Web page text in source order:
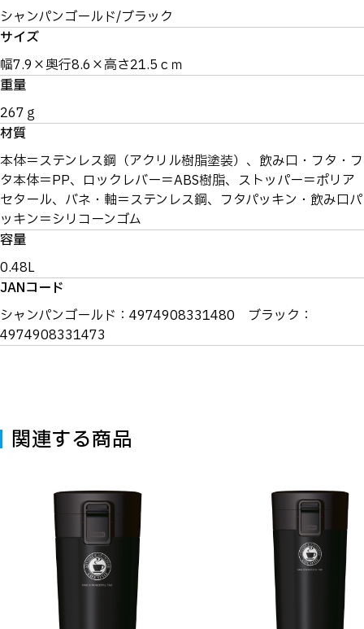
シャンパンゴールド/ブラック
サイズ
幅7.9×奥行8.6×高さ21.5ｃｍ
重量
267ｇ
材質
本体＝ステンレス鋼（アクリル樹脂塗装）、飲み口・フタ・フ
タ本体＝PP、ロックレバー＝ABS樹脂、ストッパー＝ポリア
セタール、バネ・軸＝ステンレス鋼、フタパッキン・飲み口パ
ッキン＝シリコーンゴム
容量
0.48L
JANコード
シャンパンゴールド：4974908331480 ブラック：
4974908331473
関連する商品